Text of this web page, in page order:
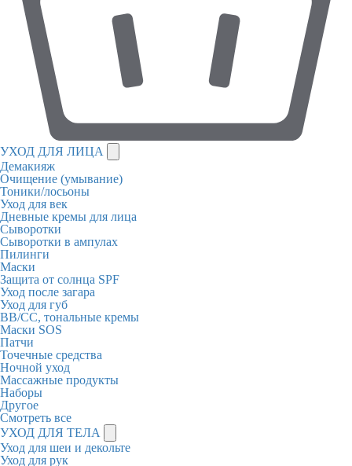
УХОД ДЛЯ ЛИЦА
Демакияж
Очищение (умывание)
Тоники/лосьоны
Уход для век
Дневные кремы для лица
Сыворотки
Сыворотки в ампулах
Пилинги
Маски
Защита от солнца SPF
Уход после загара
Уход для губ
BB/CC, тональные кремы
Маски SOS
Патчи
Точечные средства
Ночной уход
Массажные продукты
Наборы
Другое
Смотреть все
УХОД ДЛЯ ТЕЛА
Уход для шеи и декольте
Уход для рук